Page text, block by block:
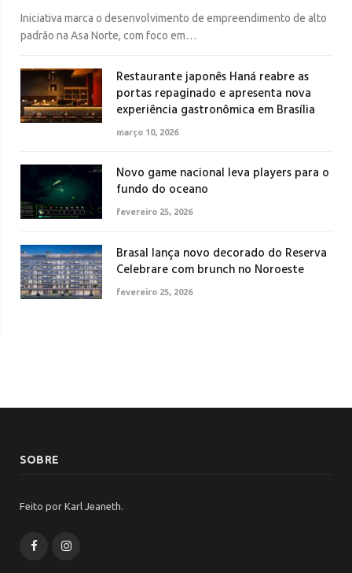
Iniciativa marca o desenvolvimento de empreendimento de alto
padrão na Asa Norte, com foco em…
Restaurante japonês Haná reabre as
portas repaginado e apresenta nova
experiência gastronômica em Brasília
março 10, 2026
Novo game nacional leva players para o
fundo do oceano
fevereiro 25, 2026
Brasal lança novo decorado do Reserva
Celebrare com brunch no Noroeste
fevereiro 25, 2026
SOBRE
Feito por Karl Jeaneth.
FacebookInstagram